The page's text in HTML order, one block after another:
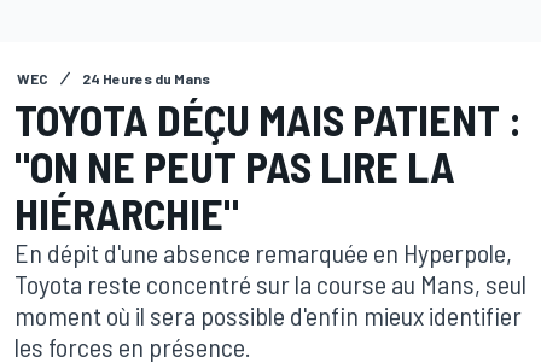
WEC 24 Heures du Mans
TOYOTA DÉÇU MAIS PATIENT :
"ON NE PEUT PAS LIRE LA
HIÉRARCHIE"
En dépit d'une absence remarquée en Hyperpole,
Toyota reste concentré sur la course au Mans, seul
moment où il sera possible d'enfin mieux identifier
les forces en présence.